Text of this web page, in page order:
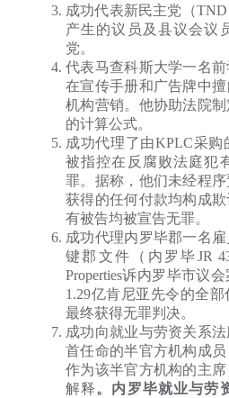
成功代表新民主党（
产生的议员及县议会议
党。
代表马查科斯大学一名
在宣传手册和广告牌中
机构营销。他协助法院
的计算公式。
成功代理了由KPLC采
被指控在反腐败法庭犯
罪。据称，他们未经程
获得的任何付款均构成
有被告均被宣告无罪。
成功代理内罗毕郡一名
键郡文件（内罗毕JR
Properties诉内罗毕市议
1.29亿肯尼亚先令的全
最终获得无罪判决。
成功向就业与劳资关系
首任命的半官方机构成
作为该半官方机构的主
解释 。内罗毕就业与劳